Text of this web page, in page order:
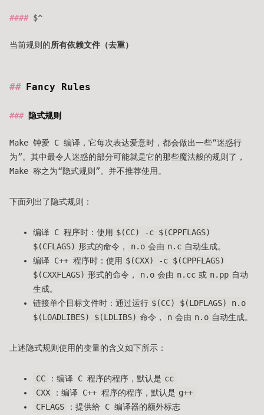
$^
当前规则的所有依赖文件（去重）
Fancy Rules
隐式规则
Make 钟爱 C 编译，它每次表达爱意时，都会做出一些“迷惑行
为”。其中最令人迷惑的部分可能就是它的那些魔法般的规则了，
Make 称之为“隐式规则”。并不推荐使用。
下面列出了隐式规则：
编译 C 程序时：使用 $(CC) -c $(CPPFLAGS)
$(CFLAGS) 形式的命令， n.o 会由 n.c 自动生成。
编译 C++ 程序时：使用 $(CXX) -c $(CPPFLAGS)
$(CXXFLAGS) 形式的命令， n.o 会由 n.cc 或 n.pp 自动
生成。
链接单个目标文件时：通过运行 $(CC) $(LDFLAGS) n.o
$(LOADLIBES) $(LDLIBS) 命令， n 会由 n.o 自动生成。
上述隐式规则使用的变量的含义如下所示：
CC ：编译 C 程序的程序，默认是 cc
CXX
：编译 C++ 程序的程序，默认是 g++
CFLAGS
：提供给 C 编译器的额外标志